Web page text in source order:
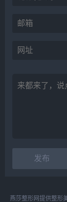
燕莎整形网提供整形